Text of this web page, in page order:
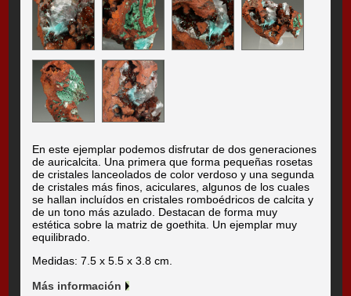
En este ejemplar podemos disfrutar de dos generaciones
de auricalcita. Una primera que forma pequeñas rosetas
de cristales lanceolados de color verdoso y una segunda
de cristales más finos, aciculares, algunos de los cuales
se hallan incluídos en cristales romboédricos de calcita y
de un tono más azulado. Destacan de forma muy
estética sobre la matriz de goethita. Un ejemplar muy
equilibrado.
Medidas: 7.5 x 5.5 x 3.8 cm.
Más información